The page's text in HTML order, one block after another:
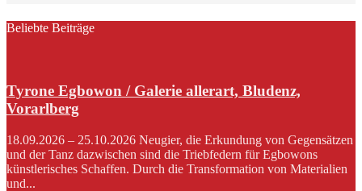
Beliebte Beiträge
Tyrone Egbowon / Galerie allerart, Bludenz,
Vorarlberg
18.09.2026 – 25.10.2026 Neugier, die Erkundung von Gegensätzen
und der Tanz dazwischen sind die Triebfedern für Egbowons
künstlerisches Schaffen. Durch die Transformation von Materialien
und...